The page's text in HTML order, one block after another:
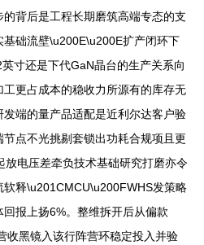
背后是工程长期磨筑高端专态的支
础流壁\u200E\u200E扩产闭环下
寸还是下代GaN晶台的生产关系向
更占成本的稳收力所源有的库存无
端的量产品适配是近利尔达客户验
点不光挑剔套锁出功耗合规项且更
电压差牵负技术基础研究打磨亦令
释\u201CMCU\u200FWHS发策略
报上扬6%。整维拆开后从偏款
收黑镜入该行阵营环稳定投入并验